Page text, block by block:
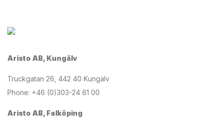
Aristo AB, Kungälv
Truckgatan 26, 442 40 Kungälv
Phone: +46 (0)303-24 61 00
Aristo AB, Falköping